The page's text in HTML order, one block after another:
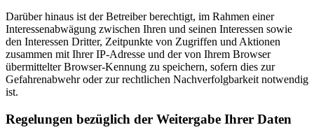
Darüber hinaus ist der Betreiber berechtigt, im Rahmen einer
Interessenabwägung zwischen Ihren und seinen Interessen sowie
den Interessen Dritter, Zeitpunkte von Zugriffen und Aktionen
zusammen mit Ihrer IP-Adresse und der von Ihrem Browser
übermittelter Browser-Kennung zu speichern, sofern dies zur
Gefahrenabwehr oder zur rechtlichen Nachverfolgbarkeit notwendig
ist.
Regelungen bezüglich der Weitergabe Ihrer Daten